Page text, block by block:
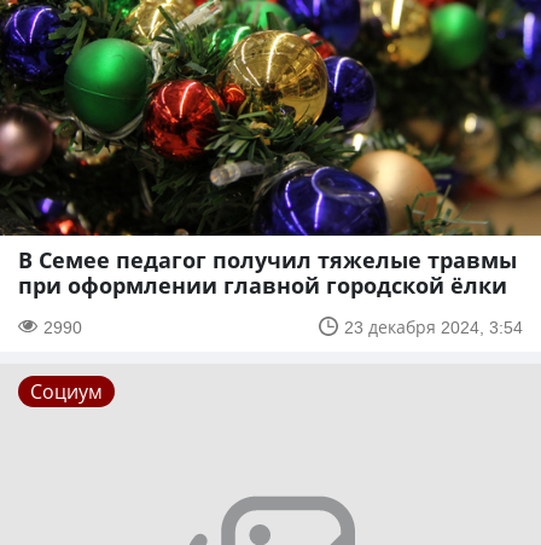
В Семее педагог получил тяжелые травмы
при оформлении главной городской ёлки
2990 23 декабря 2024, 3:54
Социум